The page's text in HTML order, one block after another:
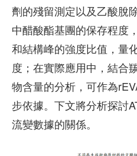
劑的殘留測定以及乙酸脫
中醋酸酯基團的保存程度
和結構峰的強度比值，量
度；在實際應用中，結合
物含量的分析，可作為
步依據。下文將分析探討
流變數據的關係。